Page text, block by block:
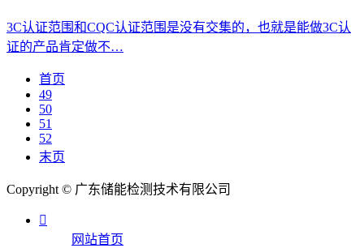
3C认证范围和CQC认证范围是没有交集的，也就是能做3C认
证的产品肯定做不…
首页
49
50
51
52
末页
Copyright © 广东储能检测技术有限公司

网站首页